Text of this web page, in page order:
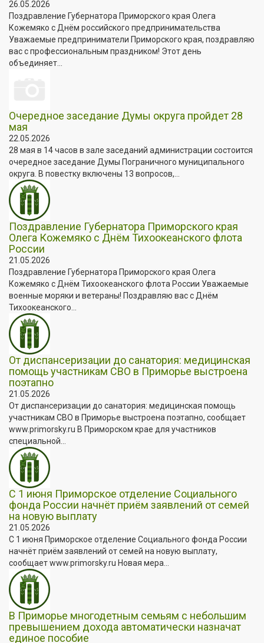
26.05.2026
Поздравление Губернатора Приморского края Олега
Кожемяко с Днём российского предпринимательства
Уважаемые предприниматели Приморского края, поздравляю
вас с профессиональным праздником! Этот день
объединяет...
Очередное заседание Думы округа пройдет 28
мая
22.05.2026
28 мая в 14 часов в зале заседаний администрации состоится
очередное заседание Думы Пограничного муниципального
округа. В повестку включены 13 вопросов,...
Поздравление Губернатора Приморского края
Олега Кожемяко с Днём Тихоокеанского флота
России
21.05.2026
Поздравление Губернатора Приморского края Олега
Кожемяко с Днём Тихоокеанского флота России Уважаемые
военные моряки и ветераны! Поздравляю вас с Днём
Тихоокеанского...
От диспансеризации до санатория: медицинская
помощь участникам СВО в Приморье выстроена
поэтапно
21.05.2026
От диспансеризации до санатория: медицинская помощь
участникам СВО в Приморье выстроена поэтапно, сообщает
www.primorsky.ru В Приморском крае для участников
специальной...
С 1 июня Приморское отделение Социального
фонда России начнёт приём заявлений от семей
на новую выплату
21.05.2026
С 1 июня Приморское отделение Социального фонда России
начнёт приём заявлений от семей на новую выплату,
сообщает www.primorsky.ru Новая мера...
В Приморье многодетным семьям с небольшим
превышением дохода автоматически назначат
единое пособие